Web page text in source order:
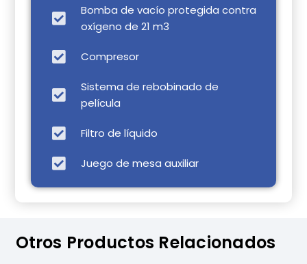
Bomba de vacío protegida contra
oxígeno de 21 m3
Compresor
Sistema de rebobinado de
película
Filtro de líquido
Juego de mesa auxiliar
Otros Productos Relacionados